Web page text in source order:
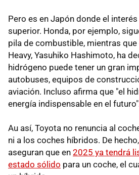
Pero es en Japón donde el
superior. Honda, por ejemplo,
pila de combustible, mientras que
Heavy, Yasuhiko Hashimoto, ha
hidrógeno puede tener un gran
autobuses, equipos de
aviación. Incluso afirma que "el
energía indispensable en el
Au así, Toyota no renuncia al
ni a los coches híbridos. De
aseguran que en 2025 ya tendrá
estado sólido para un coche, el